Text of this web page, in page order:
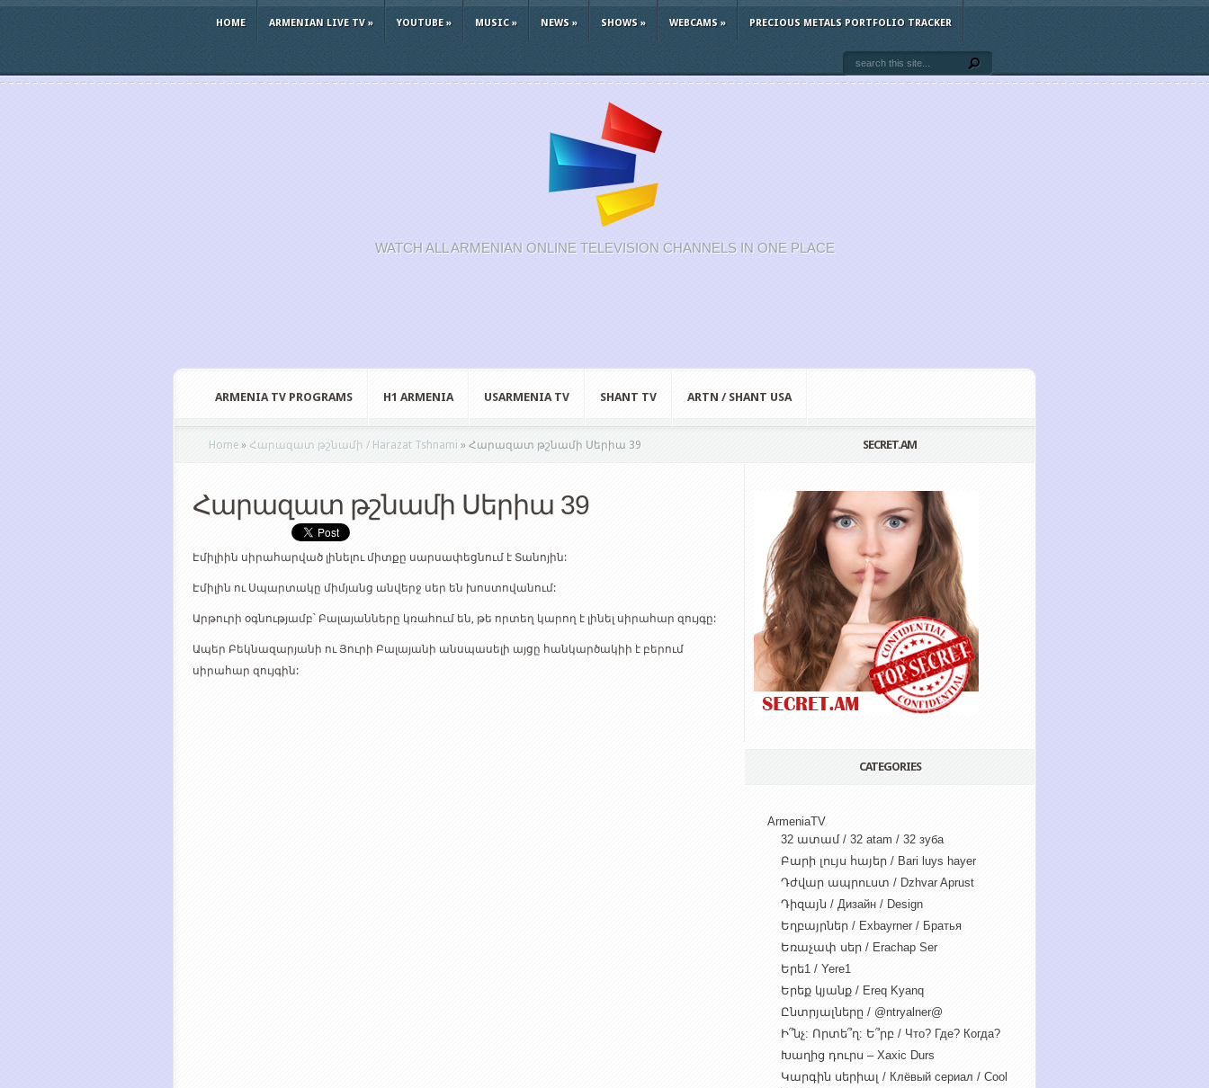
HOME ARMENIAN LIVE TV» YOUTUBE» MUSIC» NEWS » SHOWS » WEBCAMS » PRECIOUS METALS PORTFOLIO TRACKER
WATCH ALL ARMENIAN ONLINE TELEVISION CHANNELS IN ONE PLACE
ARMENIA TV PROGRAMS H1 ARMENIA USARMENIA TV SHANT TV ARTN / SHANT USA
Home » Հարազատ թշնամի / Harazat Tshnami » Հարազատ թշնամի Սերիա 39
Հարազատ թշնամի Սերիա 39
Էմիլիին սիրահարված լինելու միտքը սարսափեցնում է Տանոյին:
Էմիլին ու Սպարտակը միմյանց անվերջ սեր են խոստովանում:
Արթուրի օգնությամբ՝ Բալայանները կռահում են, թե որտեղ կարող է լինել սիրահար զույգը:
Ապեր Բեկնազարյանի ու Յուրի Բալայանի անսպասելի այցը հանկարծակիի է բերում
սիրահար զույգին:
SECRET.AM
CATEGORIES
ArmeniaTV
32 ատամ / 32 atam / 32 зуба
Բարի լույս հայեր / Bari luys hayer
Դժվար ապրուստ / Dzhvar Aprust
Դիզայն / Дизайн / Design
Եղբայրներ / Exbayrner / Братья
Եռաչափ սեր / Erachap Ser
Երե1 / Yere1
Երեք կյանք / Ereq Kyanq
Ընտրյալները / @ntryalner@
Ի՞նչ: Որտե՞ղ: Ե՞րբ / Что? Где? Когда?
Խաղից դուրս – Xaxic Durs
Կարգին սերիալ / Клёвый сериал / Cool